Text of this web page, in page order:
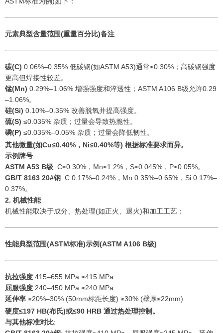
元素典型含量范围(重量百分比)备注
碳(C) 0.06%–0.35% 低碳钢(如ASTM A53)通常≤0.30%；高碳钢强度
更高但焊接性较差。
锰(Mn) 0.29%–1.06% 增强强度和淬透性；ASTM A106 B级允许0.29
–1.06%。
硅(Si) 0.10%–0.35% 改善脱氧并提高强度。
硫(S) ≤0.035% 杂质；过量会导致热脆性。
磷(P) ≤0.035%–0.05% 杂质；过量会降低韧性。
其他微量(如Cu≤0.40%，Ni≤0.40%等) 根据标准要求而异。
示例牌号:
ASTM A53 B级: C≤0.30%，Mn≤1.2%，S≤0.045%，P≤0.05%。
GB/T 8163 20#钢: C 0.17%–0.24%，Mn 0.35%–0.65%，Si 0.17%–
0.37%。
2. 机械性能
机械性能取决于成分、热处理(如正火、退火)和加工工艺：
性能典型范围(ASTM标准)示例(ASTM A106 B级)
抗拉强度 415–655 MPa ≥415 MPa
屈服强度 240–450 MPa ≥240 MPa
延伸率 ≥20%–30% (50mm标距长度) ≥30% (壁厚≤22mm)
硬度≤197 HB(布氏)或≤90 HRB 通过热处理控制。
与其他标准对比: